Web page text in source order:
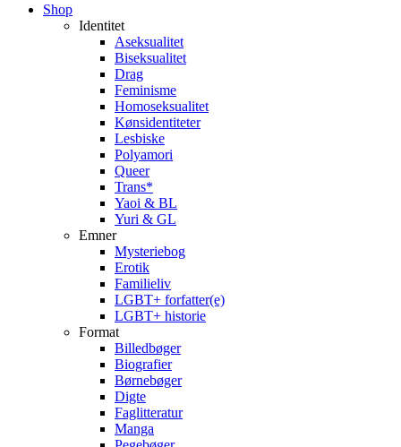
Close
Shop
Identitet
Aseksualitet
Biseksualitet
Drag
Feminisme
Homoseksualitet
Kønsidentiteter
Lesbiske
Polyamori
Queer
Trans*
Yaoi & BL
Yuri & GL
Emner
Mysteriebog
Erotik
Familieliv
LGBT+ forfatter(e)
LGBT+ historie
Format
Billedbøger
Biografier
Børnebøger
Digte
Faglitteratur
Manga